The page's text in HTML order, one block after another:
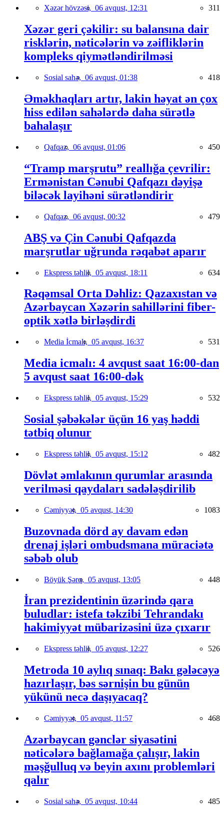
Xəzər hövzəsi, 06 avqust, 12:31 311
Xəzər geri çəkilir: su balansına dair
risklərin, nəticələrin və zəifliklərin
kompleks qiymətləndirilməsi
Sosial sahə, 06 avqust, 01:38 418
Əməkhaqları artır, lakin həyat ən çox
hiss edilən sahələrdə daha sürətlə
bahalaşır
Qafqaz, 06 avqust, 01:06 450
“Tramp marşrutu” reallığa çevrilir:
Ermənistan Cənubi Qafqazı dəyişə
biləcək layihəni sürətləndirir
Qafqaz, 06 avqust, 00:32 479
ABŞ və Çin Cənubi Qafqazda
marşrutlar uğrunda rəqabət aparır
Ekspress təhlil, 05 avqust, 18:11 634
Rəqəmsal Orta Dəhliz: Qazaxıstan və
Azərbaycan Xəzərin sahillərini fiber-
optik xətlə birləşdirdi
Media İcmalı, 05 avqust, 16:37 531
Media icmalı: 4 avqust saat 16:00-dan
5 avqust saat 16:00-dək
Ekspress təhlil, 05 avqust, 15:29 532
Sosial şəbəkələr üçün 16 yaş həddi
tətbiq olunur
Ekspress təhlil, 05 avqust, 15:12 482
Dövlət əmlakının qurumlar arasında
verilməsi qaydaları sadələşdirilib
Cəmiyyət, 05 avqust, 14:30 1083
Buzovnada dörd ay davam edən
drenaj işləri ombudsmana müraciətə
səbəb olub
Böyük Şərq, 05 avqust, 13:05 448
İran prezidentinin üzərində qara
buludlar: istefa təkzibi Tehrandakı
hakimiyyət mübarizəsini üzə çıxarır
Ekspress təhlil, 05 avqust, 12:27 526
Metroda 10 aylıq sınaq: Bakı gələcəyə
hazırlaşır, bəs sərnişin bu günün
yükünü necə daşıyacaq?
Cəmiyyət, 05 avqust, 11:57 468
Azərbaycan gənclər siyasətini
nəticələrə bağlamağa çalışır, lakin
məşğulluq və beyin axını problemləri
qalır
Sosial sahə, 05 avqust, 10:44 485